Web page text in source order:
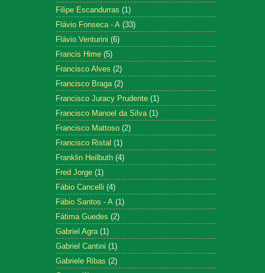
Filipe Escandurras (1)
Flávio Fonseca - A (33)
Flávio Venturini (6)
Francis Hime (5)
Francisco Alves (2)
Francisco Braga (2)
Francisco Juracy Prudente (1)
Francisco Manoel da Silva (1)
Francisco Mattoso (2)
Francisco Ristal (1)
Franklin Heilbuth (4)
Fred Jorge (1)
Fábio Cancelli (4)
Fábio Santos - A (1)
Fátima Guedes (2)
Gabriel Agra (1)
Gabriel Cantini (1)
Gabriele Ribas (2)